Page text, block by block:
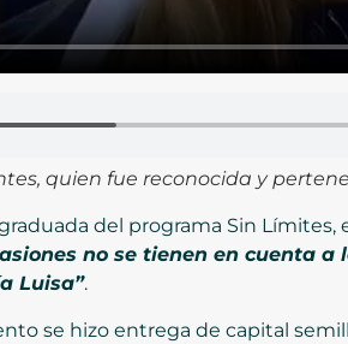
quien fue reconocida y
del programa Sin Límites,
no se tienen en cuenta
Luisa”.
se hizo entrega de capital